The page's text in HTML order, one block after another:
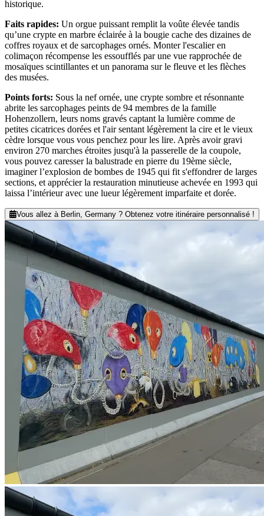
historique.
Faits rapides: Un orgue puissant remplit la voûte élevée tandis
qu’une crypte en marbre éclairée à la bougie cache des dizaines de
coffres royaux et de sarcophages ornés. Monter l'escalier en
colimaçon récompense les essoufflés par une vue rapprochée de
mosaïques scintillantes et un panorama sur le fleuve et les flèches
des musées.
Points forts: Sous la nef ornée, une crypte sombre et résonnante
abrite les sarcophages peints de 94 membres de la famille
Hohenzollern, leurs noms gravés captant la lumière comme de
petites cicatrices dorées et l'air sentant légèrement la cire et le vieux
cèdre lorsque vous vous penchez pour les lire. Après avoir gravi
environ 270 marches étroites jusqu'à la passerelle de la coupole,
vous pouvez caresser la balustrade en pierre du 19ème siècle,
imaginer l’explosion de bombes de 1945 qui fit s'effondrer de larges
sections, et apprécier la restauration minutieuse achevée en 1993 qui
laissa l’intérieur avec une lueur légèrement imparfaite et dorée.
Vous allez à Berlin, Germany ? Obtenez votre itinéraire personnalisé !